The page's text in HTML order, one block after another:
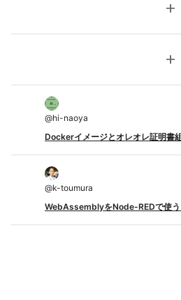
add
add
@hi-naoya
Dockerイメージとオレオレ証明書
@k-toumura
WebAssemblyをNode-REDで使